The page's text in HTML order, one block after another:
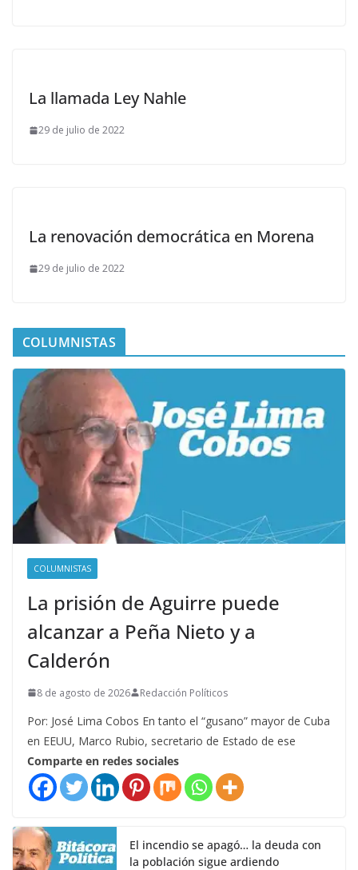
La llamada Ley Nahle
29 de julio de 2022
La renovación democrática en Morena
29 de julio de 2022
COLUMNISTAS
COLUMNISTAS
La prisión de Aguirre puede
alcanzar a Peña Nieto y a
Calderón
8 de agosto de 2026 Redacción Políticos
Por: José Lima Cobos En tanto el “gusano” mayor de Cuba
en EEUU, Marco Rubio, secretario de Estado de ese
Comparte en redes sociales
El incendio se apagó… la deuda con
la población sigue ardiendo